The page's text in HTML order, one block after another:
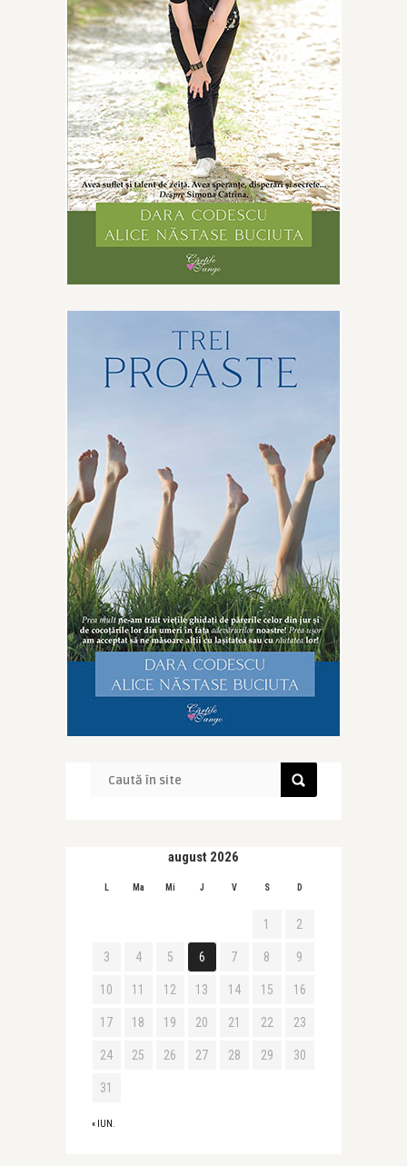
august 2026
L Ma Mi J V S D
« IUN.
1 2
3 4 5 6 7 8 9
10 11 12 13 14 15 16
17 18 19 20 21 22 23
24 25 26 27 28 29 30
31